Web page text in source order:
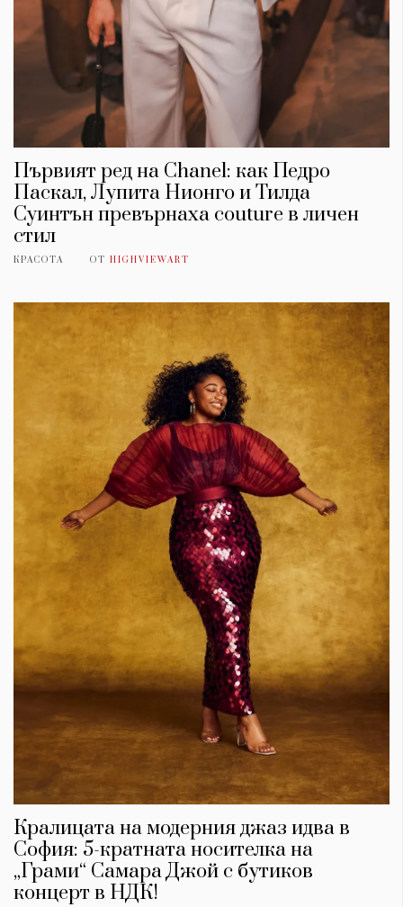
Първият ред на Chanel: как Педро
Паскал, Лупита Нионго и Тилда
Суинтън превърнаха couture в личен
стил
КРАСОТА ОТ HIGHVIEWART
Кралицата на модерния джаз идва в
София: 5-кратната носителка на
„Грами“ Самара Джой с бутиков
концерт в НДК!